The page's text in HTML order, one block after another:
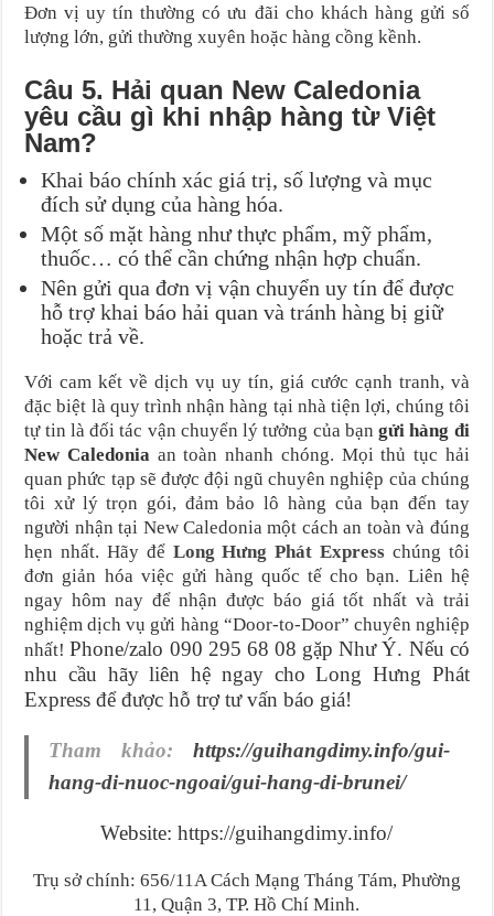
Đơn vị uy tín thường có ưu đãi cho khách hàng gửi số
lượng lớn, gửi thường xuyên hoặc hàng cồng kềnh.
Câu 5. Hải quan New Caledonia
yêu cầu gì khi nhập hàng từ Việt
Nam?
Khai báo chính xác giá trị, số lượng và mục
đích sử dụng của hàng hóa.
Một số mặt hàng như thực phẩm, mỹ phẩm,
thuốc… có thể cần chứng nhận hợp chuẩn.
Nên gửi qua đơn vị vận chuyển uy tín để được
hỗ trợ khai báo hải quan và tránh hàng bị giữ
hoặc trả về.
Với cam kết về dịch vụ uy tín, giá cước cạnh tranh, và
đặc biệt là quy trình nhận hàng tại nhà tiện lợi, chúng tôi
tự tin là đối tác vận chuyển lý tưởng của bạn gửi hàng đi
New Caledoniaan toàn nhanh chóng. Mọi thủ tục hải
quan phức tạp sẽ được đội ngũ chuyên nghiệp của chúng
tôi xử lý trọn gói, đảm bảo lô hàng của bạn đến tay
người nhận tại New Caledonia một cách an toàn và đúng
hẹn nhất. Hãy để Long Hưng Phát Express chúng tôi
đơn giản hóa việc gửi hàng quốc tế cho bạn. Liên hệ
ngay hôm nay để nhận được báo giá tốt nhất và trải
nghiệm dịch vụ gửi hàng “Door-to-Door” chuyên nghiệp
nhất!Phone/zalo 090 295 68 08 gặp Như Ý. Nếu có
nhu cầu hãy liên hệ ngay cho Long Hưng Phát
Express để được hỗ trợ tư vấn báo giá!
Tham khảo: https://guihangdimy.info/gui-
hang-di-nuoc-ngoai/gui-hang-di-brunei/
Website: https://guihangdimy.info/
Trụ sở chính: 656/11A Cách Mạng Tháng Tám, Phường
11, Quận 3, TP. Hồ Chí Minh.